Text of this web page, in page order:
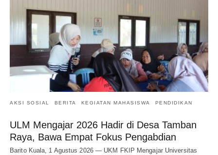
AKSI SOSIAL BERITA KEGIATAN MAHASISWA PENDIDIKAN
ULM Mengajar 2026 Hadir di Desa Tamban
Raya, Bawa Empat Fokus Pengabdian
Barito Kuala, 1 Agustus 2026 — UKM FKIP Mengajar Universitas